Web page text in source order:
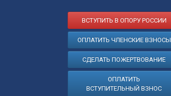
ВСТУПИТЬ В ОПОРУ РОССИИ
ОПЛАТИТЬ ЧЛЕНСКИЕ ВЗНОСЫ
СДЕЛАТЬ ПОЖЕРТВОВАНИЕ
ОПЛАТИТЬ
ВСТУПИТЕЛЬНЫЙ ВЗНОС